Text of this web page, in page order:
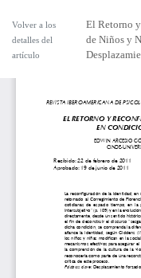
Volver a los
detalles del
artículo
El Retorno
de Niños y